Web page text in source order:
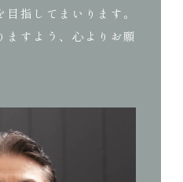
指してまいります。
ますよう、心よりお願